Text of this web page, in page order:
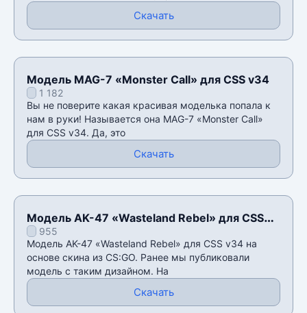
Скачать
Модель MAG-7 «Monster Call» для CSS v34
1 182
Вы не поверите какая красивая моделька попала к
нам в руки! Называется она MAG-7 «Monster Call»
для CSS v34. Да, это
Скачать
Модель AK-47 «Wasteland Rebel» для CSS
v34955
Модель AK-47 «Wasteland Rebel» для CSS v34 на
основе скина из CS:GO. Ранее мы публиковали
модель с таким дизайном. На
Скачать